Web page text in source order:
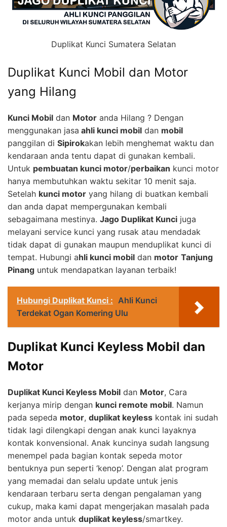
Duplikat Kunci Sumatera Selatan
Duplikat Kunci Mobil dan Motor
yang Hilang
Kunci Mobil dan Motor anda Hilang ? Dengan
menggunakan jasa ahli kunci mobil dan mobil
panggilan di Sipirokakan lebih menghemat waktu dan
kendaraan anda tentu dapat di gunakan kembali.
Untuk pembuatan kunci motor/perbaikan kunci motor
hanya membutuhkan waktu sekitar 10 menit saja.
Setelah kunci motor yang hilang di buatkan kembali
dan anda dapat mempergunakan kembali
sebagaimana mestinya. Jago Duplikat Kunci juga
melayani service kunci yang rusak atau mendadak
tidak dapat di gunakan maupun menduplikat kunci di
tempat. Hubungi ahli kunci mobil dan motor Tanjung
Pinang untuk mendapatkan layanan terbaik!
Hubungi Duplikat Kunci : Ahli Kunci
Terdekat Ogan Komering Ulu
Duplikat Kunci Keyless Mobil dan
Motor
Duplikat Kunci Keyless Mobil dan Motor, Cara
kerjanya mirip dengan kunci remote mobil. Namun
pada sepeda motor, duplikat keyless kontak ini sudah
tidak lagi dilengkapi dengan anak kunci layaknya
kontak konvensional. Anak kuncinya sudah langsung
menempel pada bagian kontak sepeda motor
bentuknya pun seperti ‘kenop’. Dengan alat program
yang memadai dan selalu update untuk jenis
kendaraan terbaru serta dengan pengalaman yang
cukup, maka kami dapat mengerjakan masalah pada
motor anda untuk duplikat keyless/smartkey.